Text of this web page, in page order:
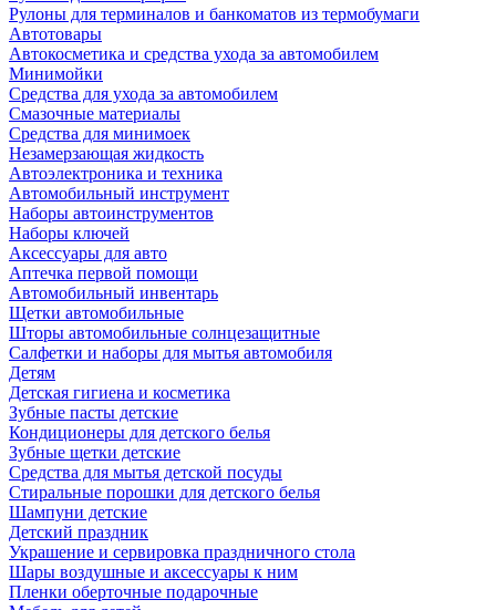
Рулоны для терминалов и банкоматов из термобумаги
Автотовары
Автокосметика и средства ухода за автомобилем
Минимойки
Средства для ухода за автомобилем
Смазочные материалы
Средства для минимоек
Незамерзающая жидкость
Автоэлектроника и техника
Автомобильный инструмент
Наборы автоинструментов
Наборы ключей
Аксессуары для авто
Аптечка первой помощи
Автомобильный инвентарь
Щетки автомобильные
Шторы автомобильные солнцезащитные
Салфетки и наборы для мытья автомобиля
Детям
Детская гигиена и косметика
Зубные пасты детские
Кондиционеры для детского белья
Зубные щетки детские
Средства для мытья детской посуды
Стиральные порошки для детского белья
Шампуни детские
Детский праздник
Украшение и сервировка праздничного стола
Шары воздушные и аксессуары к ним
Пленки оберточные подарочные